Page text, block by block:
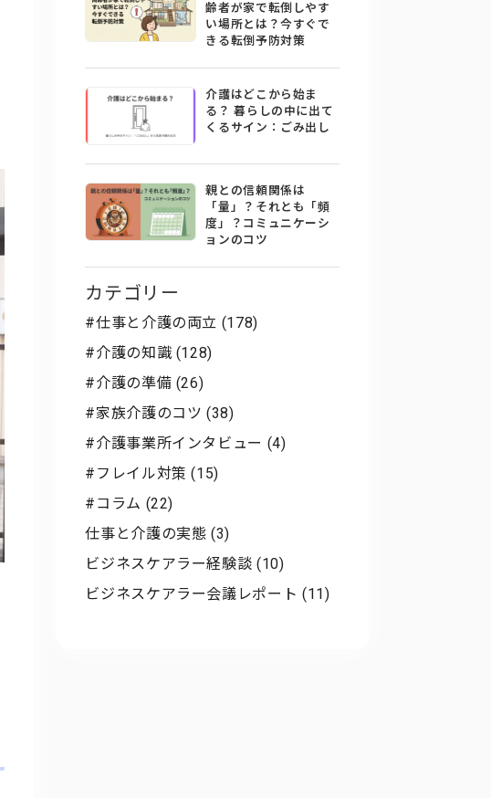
齢者が家で転倒しやす
い場所とは？今すぐで
きる転倒予防対策
介護はどこから始ま
る？ 暮らしの中に出て
くるサイン：ごみ出し
親との信頼関係は
「量」？それとも「頻
度」？コミュニケーシ
ョンのコツ
カテゴリー
#仕事と介護の両立 (178)
#介護の知識 (128)
#介護の準備 (26)
#家族介護のコツ (38)
#介護事業所インタビュー (4)
#フレイル対策 (15)
#コラム (22)
仕事と介護の実態 (3)
ビジネスケアラー経験談 (10)
ビジネスケアラー会議レポート (11)